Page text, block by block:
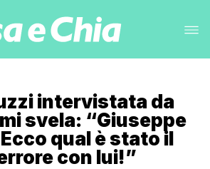
intervistata da
svela: “Giuseppe
qual è stato il
con lui!”